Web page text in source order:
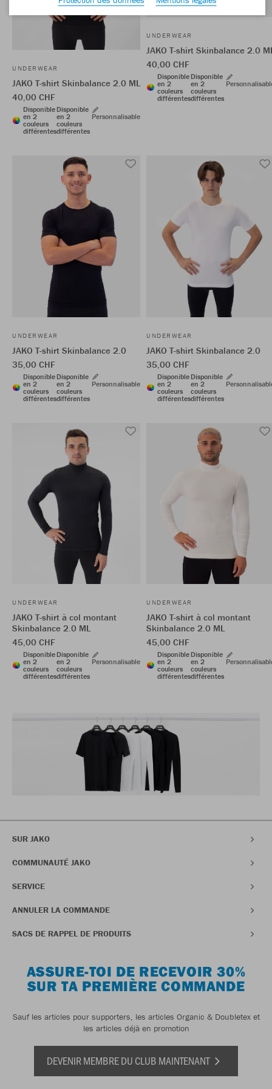
UNDERWEAR
JAKO T-shirt Skinbalance 2.0 ML
40,00 CHF
Disponible
en 2
couleurs
différentes
Disponible
en 2
couleurs
différentes
Personnalisable
UNDERWEAR
JAKO T-shirt Skinbalance 2.0
40,00 CHF
Disponible
en 2
couleurs
différentes
Disponible
en 2
couleurs
différentes
UNDERWEAR
JAKO T-shirt Skinbalance 2.0
35,00 CHF
Disponible
en 2
couleurs
différentes
Disponible
en 2
couleurs
différentes
Personnalisable
UNDERWEAR
JAKO T-shirt Skinbalance 2.0
35,00 CHF
Disponible
en 2
couleurs
différentes
Disponible
en 2
couleurs
différentes
UNDERWEAR
JAKO T-shirt à col montant
Skinbalance 2.0 ML
45,00 CHF
Disponible
en 2
couleurs
différentes
Disponible
en 2
couleurs
différentes
Personnalisable
UNDERWEAR
JAKO T-shirt à col montant
Skinbalance 2.0 ML
45,00 CHF
Disponible
en 2
couleurs
différentes
Disponible
en 2
couleurs
différentes
SUR JAKO
COMMUNAUTÉ JAKO
SERVICE
ANNULER LA COMMANDE
SACS DE RAPPEL DE PRODUITS
ASSURE-TOI DE RECEVOIR 30%
SUR TA PREMIÈRE COMMANDE
Sauf les articles pour supporters, les articles Organic & Doubletex et
les articles déjà en promotion
DEVENIR MEMBRE DU CLUB MAINTENANT